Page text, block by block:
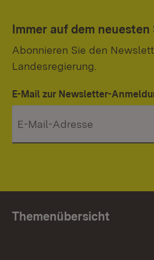
Immer auf dem neuesten
Abonnieren Sie den
Landesregierung.
E-Mail zur Newsletter-
Themenübersicht